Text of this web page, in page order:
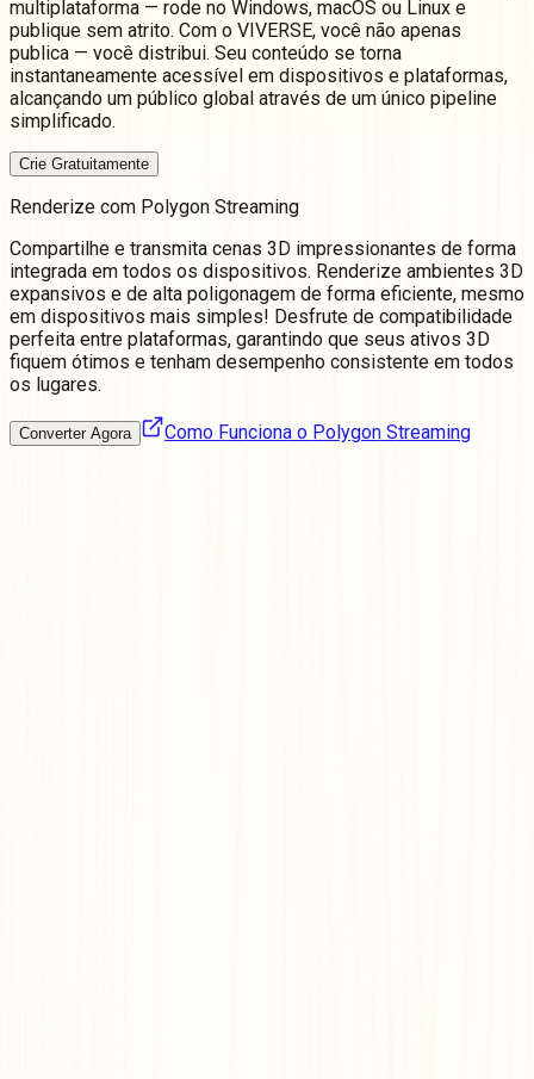
multiplataforma — rode no Windows, macOS ou Linux e
publique sem atrito. Com o VIVERSE, você não apenas
publica — você distribui. Seu conteúdo se torna
instantaneamente acessível em dispositivos e plataformas,
alcançando um público global através de um único pipeline
simplificado.
Crie Gratuitamente
Renderize com Polygon Streaming
Compartilhe e transmita cenas 3D impressionantes de forma
integrada em todos os dispositivos. Renderize ambientes 3D
expansivos e de alta poligonagem de forma eficiente, mesmo
em dispositivos mais simples! Desfrute de compatibilidade
perfeita entre plataformas, garantindo que seus ativos 3D
fiquem ótimos e tenham desempenho consistente em todos
os lugares.
Converter Agora Como Funciona o Polygon Streaming